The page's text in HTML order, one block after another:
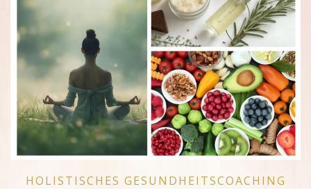
HOLISTISCHES GESUNDHEITSCOACHING